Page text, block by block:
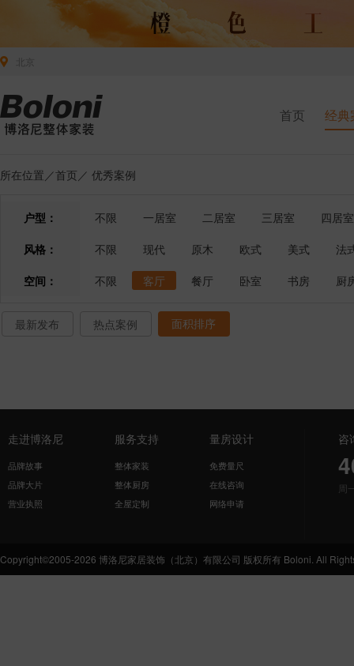
首页 经典
所在位置／首页 ／ 优秀案例
户型： 不限 一居室 二居室 三居室
四居室
风格：
不限 现代 原木 欧式 美式
法
空间：
不限 客厅 餐厅 卧室 书房 厨
最新发布 热点案例 面积排序
走进博洛尼
品牌故事
品牌大片
营业执照
服务支持
整体家装
整体厨房
全屋定制
量房设计
免费量尺
在线咨询
网络申请
咨
周
Copyright©2005-2026 博洛尼家居装饰（北京）有限公司 版权所有 Boloni. All